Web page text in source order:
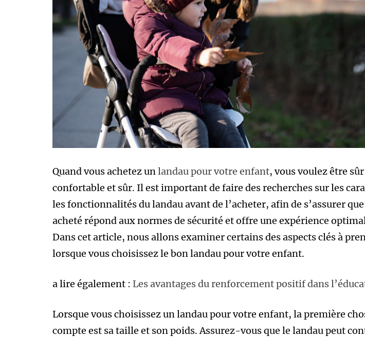
Quand vous achetez unlandau pour votre enfant, vous voulez être
confortable et sûr. Il est important de faire des recherches sur les
les fonctionnalités du landau avant de l’acheter, afin de s’assurer
acheté répond aux normes de sécurité et offre une expérience
Dans cet article, nous allons examiner certains des aspects clés à
lorsque vous choisissez le bon landau pour votre enfant.
a lire également : Les avantages du renforcement positif dans
Lorsque vous choisissez un landau pour votre enfant, la première
compte est sa taille et son poids. Assurez-vous que le landau peut